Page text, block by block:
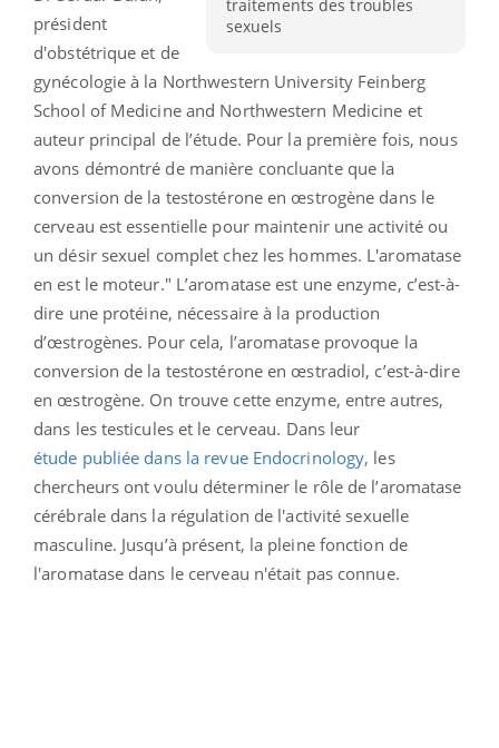
traitements des troubles
sexuels
président
d'obstétrique et de
gynécologie à la Northwestern University Feinberg
School of Medicine and Northwestern Medicine et
auteur principal de l’étude. Pour la première fois, nous
avons démontré de manière concluante que la
conversion de la testostérone en œstrogène dans le
cerveau est essentielle pour maintenir une activité ou
un désir sexuel complet chez les hommes. L'aromatase
en est le moteur." L’aromatase est une enzyme, c’est-à-
dire une protéine, nécessaire à la production
d’œstrogènes. Pour cela, l’aromatase provoque la
conversion de la testostérone en œstradiol, c’est-à-dire
en œstrogène. On trouve cette enzyme, entre autres,
dans les testicules et le cerveau. Dans leur
étude publiée dans la revue Endocrinology, les
chercheurs ont voulu déterminer le rôle de l’aromatase
cérébrale dans la régulation de l'activité sexuelle
masculine. Jusqu’à présent, la pleine fonction de
l'aromatase dans le cerveau n'était pas connue.